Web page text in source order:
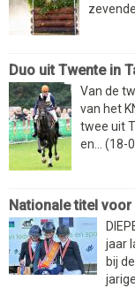
Duo uit Twente in
Van de
van het
twee uit
en... (18-
Nationale titel voor
jaar
bij